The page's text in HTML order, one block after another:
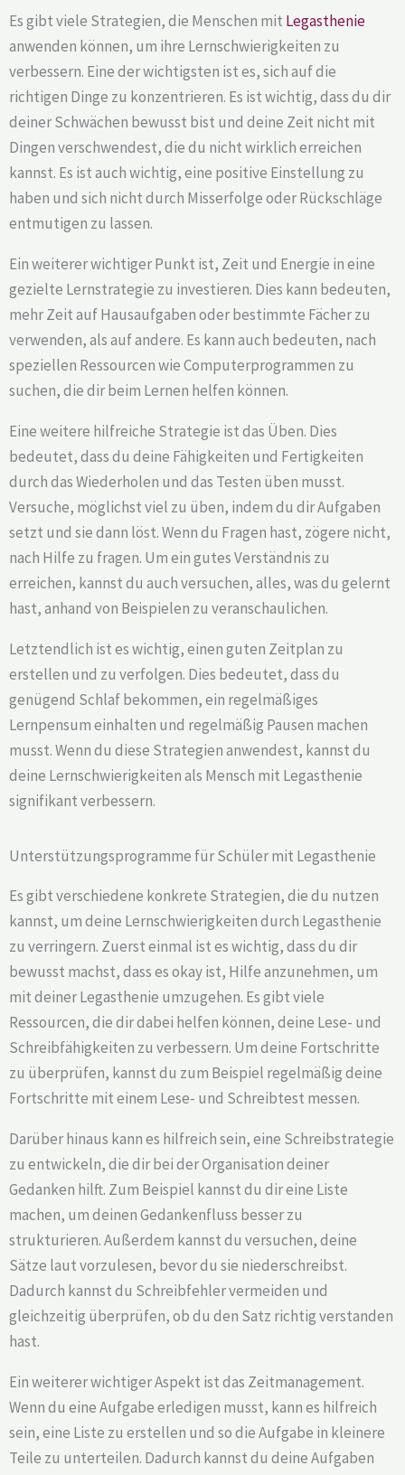
Es gibt viele Strategien, die Menschen mit Legasthenie
anwenden können, um ihre Lernschwierigkeiten zu
verbessern. Eine der wichtigsten ist es, sich auf die
richtigen Dinge zu konzentrieren. Es ist wichtig, dass du dir
deiner Schwächen bewusst bist und deine Zeit nicht mit
Dingen verschwendest, die du nicht wirklich erreichen
kannst. Es ist auch wichtig, eine positive Einstellung zu
haben und sich nicht durch Misserfolge oder Rückschläge
entmutigen zu lassen.
Ein weiterer wichtiger Punkt ist, Zeit und Energie in eine
gezielte Lernstrategie zu investieren. Dies kann bedeuten,
mehr Zeit auf Hausaufgaben oder bestimmte Fächer zu
verwenden, als auf andere. Es kann auch bedeuten, nach
speziellen Ressourcen wie Computerprogrammen zu
suchen, die dir beim Lernen helfen können.
Eine weitere hilfreiche Strategie ist das Üben. Dies
bedeutet, dass du deine Fähigkeiten und Fertigkeiten
durch das Wiederholen und das Testen üben musst.
Versuche, möglichst viel zu üben, indem du dir Aufgaben
setzt und sie dann löst. Wenn du Fragen hast, zögere nicht,
nach Hilfe zu fragen. Um ein gutes Verständnis zu
erreichen, kannst du auch versuchen, alles, was du gelernt
hast, anhand von Beispielen zu veranschaulichen.
Letztendlich ist es wichtig, einen guten Zeitplan zu
erstellen und zu verfolgen. Dies bedeutet, dass du
genügend Schlaf bekommen, ein regelmäßiges
Lernpensum einhalten und regelmäßig Pausen machen
musst. Wenn du diese Strategien anwendest, kannst du
deine Lernschwierigkeiten als Mensch mit Legasthenie
signifikant verbessern.
Unterstützungsprogramme für Schüler mit Legasthenie
Es gibt verschiedene konkrete Strategien, die du nutzen
kannst, um deine Lernschwierigkeiten durch Legasthenie
zu verringern. Zuerst einmal ist es wichtig, dass du dir
bewusst machst, dass es okay ist, Hilfe anzunehmen, um
mit deiner Legasthenie umzugehen. Es gibt viele
Ressourcen, die dir dabei helfen können, deine Lese- und
Schreibfähigkeiten zu verbessern. Um deine Fortschritte
zu überprüfen, kannst du zum Beispiel regelmäßig deine
Fortschritte mit einem Lese- und Schreibtest messen.
Darüber hinaus kann es hilfreich sein, eine Schreibstrategie
zu entwickeln, die dir bei der Organisation deiner
Gedanken hilft. Zum Beispiel kannst du dir eine Liste
machen, um deinen Gedankenfluss besser zu
strukturieren. Außerdem kannst du versuchen, deine
Sätze laut vorzulesen, bevor du sie niederschreibst.
Dadurch kannst du Schreibfehler vermeiden und
gleichzeitig überprüfen, ob du den Satz richtig verstanden
hast.
Ein weiterer wichtiger Aspekt ist das Zeitmanagement.
Wenn du eine Aufgabe erledigen musst, kann es hilfreich
sein, eine Liste zu erstellen und so die Aufgabe in kleinere
Teile zu unterteilen. Dadurch kannst du deine Aufgaben